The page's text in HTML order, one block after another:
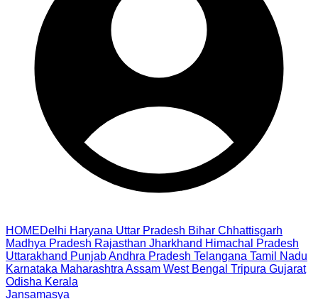
HOMEDelhi Haryana Uttar Pradesh Bihar Chhattisgarh
Madhya Pradesh Rajasthan Jharkhand Himachal Pradesh
Uttarakhand PunjabAndhra Pradesh Telangana Tamil Nadu
Karnataka Maharashtra Assam West Bengal Tripura Gujarat
Odisha Kerala
Jansamasya